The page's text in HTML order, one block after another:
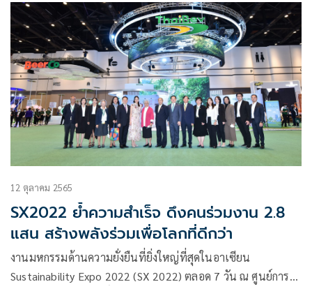
บางกอก อาร์ต เบียนนาเล่ Bangkok Art Biennale 2022 (BAB
2022) ณ ศูนย์การประชุมแห่งชาติสิริกิติ์ ในการนี้ นายชัชชาติ
สิทธิพันธุ์
12 ตุลาคม 2565
SX2022 ย้ำความสำเร็จ ดึงคนร่วมงาน 2.8
แสน สร้างพลังร่วมเพื่อโลกที่ดีกว่า
งานมหกรรมด้านความยั่งยืนที่ยิ่งใหญ่ที่สุดในอาเซียน
Sustainability Expo 2022 (SX 2022) ตลอด 7 วัน ณ ศูนย์การ